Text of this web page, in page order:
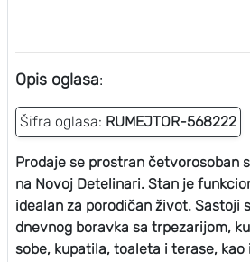
Opis oglasa:
Šifra oglasa: RUMEJTOR-568222
Prodaje se prostran četvorosoban
na Novoj Detelinari. Stan je
idealan za porodičan život. Sastoji
dnevnog boravka sa trpezarijom,
sobe, kupatila, toaleta i terase,